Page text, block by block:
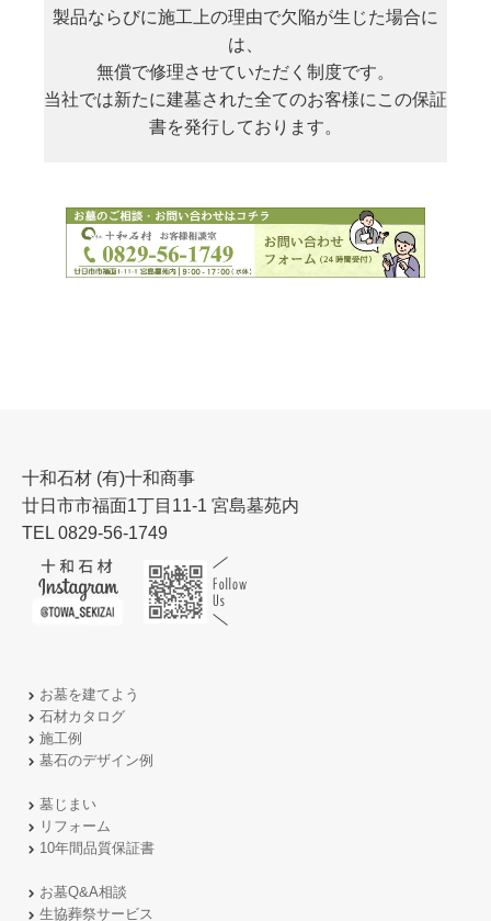
製品ならびに施工上の理由で欠陥が生じた場合に
は、
無償で修理させていただく制度です。
当社では新たに建墓された全てのお客様にこの保証
書を発行しております。
十和石材 (有)十和商事
廿日市市福面1丁目11-1 宮島墓苑内
TEL 0829-56-1749
お墓を建てよう
石材カタログ
施工例
墓石のデザイン例
墓じまい
リフォーム
10年間品質保証書
お墓Q&A相談
生協葬祭サービス